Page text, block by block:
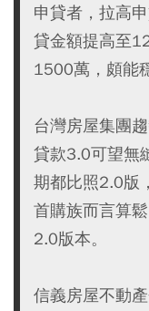
申貸者，拉高
貸金額提高至
1500萬，頗能
台灣房屋集團
貸款3.0可望無
期都比照2.0版
首購族而言算
2.0版本。
信義房屋不動